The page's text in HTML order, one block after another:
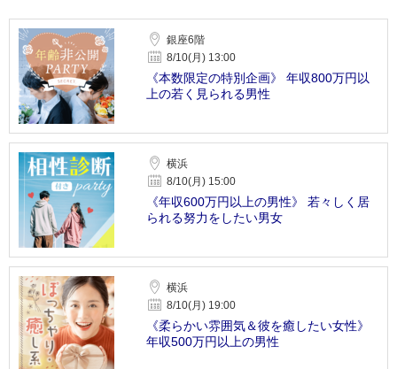
銀座6階
8/10(月) 13:00
《本数限定の特別企画》 年収800万円以
上の若く見られる男性
横浜
8/10(月) 15:00
《年収600万円以上の男性》 若々しく居
られる努力をしたい男女
横浜
8/10(月) 19:00
《柔らかい雰囲気＆彼を癒したい女性》
年収500万円以上の男性